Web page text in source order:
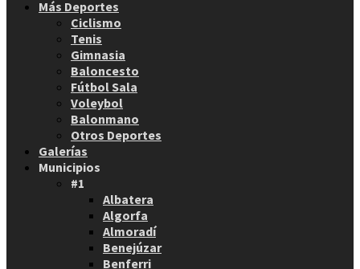
Más Deportes
Ciclismo
Tenis
Gimnasia
Baloncesto
Fútbol Sala
Voleybol
Balonmano
Otros Deportes
Galerías
Municipios
#1
Albatera
Algorfa
Almoradí
Benejúzar
Benferri